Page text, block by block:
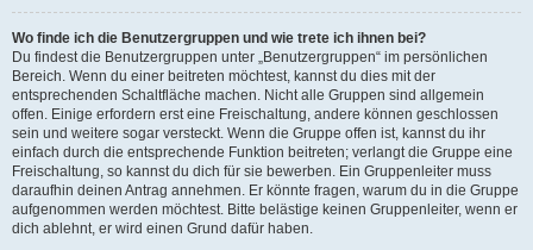
Wo finde ich die Benutzergruppen und wie trete ich ihnen bei?
Du findest die Benutzergruppen unter „Benutzergruppen“ im persönlichen
Bereich. Wenn du einer beitreten möchtest, kannst du dies mit der
entsprechenden Schaltfläche machen. Nicht alle Gruppen sind allgemein
offen. Einige erfordern erst eine Freischaltung, andere können geschlossen
sein und weitere sogar versteckt. Wenn die Gruppe offen ist, kannst du ihr
einfach durch die entsprechende Funktion beitreten; verlangt die Gruppe eine
Freischaltung, so kannst du dich für sie bewerben. Ein Gruppenleiter muss
daraufhin deinen Antrag annehmen. Er könnte fragen, warum du in die Gruppe
aufgenommen werden möchtest. Bitte belästige keinen Gruppenleiter, wenn er
dich ablehnt, er wird einen Grund dafür haben.